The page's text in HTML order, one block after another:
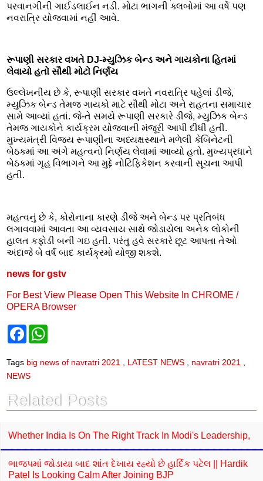
પરવાનગીની ગાઈડલાઈન નડી. મોટા ભાગની ક્લબોમાં આ વર્ષે પણ
નવરાત્રિ યોજવામાં નહીં આવે.
રૂપાણી સરકાર વખતે DJ-મ્યુઝિક બેન્ડ અને ગાયકોના હિતમાં
લેવાયો હતો સૌથી મોટો નિર્ણય
ઉલ્લેખનીય છે કે, રૂપાણી સરકાર વખતે નવરાત્રિ પહેલાં ડીજે,
મ્યુઝિક બેન્ડ તેમજ ગાયકો માટે સૌથી મોટા અને રાહતના સમાચાર
સામે આવ્યાં હતાં. જે-તે સમયે રૂપાણી સરકારે ડીજે, મ્યુઝિક બેન્ડ
તેમજ ગાયકોને કાર્યક્રમ યોજવાની મંજૂરી આપી દીધી હતી.
મુખ્યમંત્રી વિજય રૂપાણીના અધ્યક્ષસ્થાને મળેલી કેબિનેટની
બેઠકમાં આ અંગે મહત્વનો નિર્ણય લેવામાં આવ્યો હતો. મુખ્યપ્રધાને
બેઠકમાં ગૃહ વિભાગને આ મુદ્દે નોટિફિકેશન કરવાની સૂચના આપી
હતી.
મહત્વનું છે કે, કોરોનાના કારણે ડીજે અને બેન્ડ પર પ્રતિબંધ
લગાવવામાં આવતા આ વ્યવસાય સાથે જોડાયેલા અનેક લોકોની
હાલત કફોડી બની ગઇ હતી. પરંતુ હવે સરકારે છૂટ આપતા તેઓ
અંદાજે બે વર્ષ બાદ કાર્યક્રમો યોજી શકશે.
news for gstv
For Best View Please Open This Website In CHROME /
OPERA Browser
F
e
b
o
k
s
p
Tags big news of navratri 2021 , LATEST NEWS , navratri 2021 ,
NEWS
Related Posts
Whether India Is On The Right Track In Modi's Leadership,
ભાજપમાં જોડાયા બાદ શાંત દેખાય રહ્યો છે હાર્દિક પટેલ || Hardik
Patel Is Looking Calm After Joining BJP